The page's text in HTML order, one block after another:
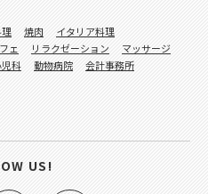
焼肉
イタリア料理
ェ リラクゼーション
マッサージ
科 動物病院
会計事務所
US!